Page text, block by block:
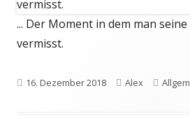
... Der Moment in dem man
vermisst.
Veröffentlicht
16. Dezember 2018 Autor
Alex